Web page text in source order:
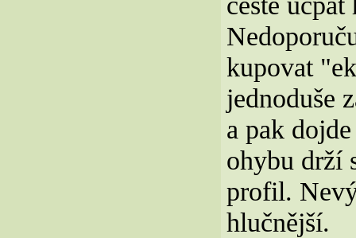
kupovat
jednoduše
a pak
ohybu drží
profil.
hlučnější.